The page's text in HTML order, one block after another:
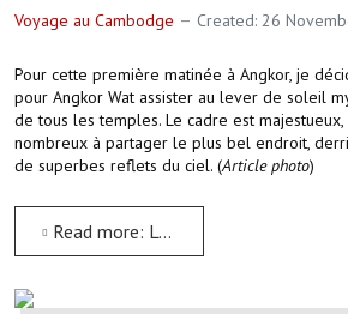
Voyage au Cambodge Created: 26
Pour cette première matinée à Angkor, je
pour Angkor Wat assister au lever de soleil
de tous les temples. Le cadre est
nombreux à partager le plus bel endroit,
de superbes reflets du ciel. (Article photo)
Read more: Lever de soleil sur Angkor Wat